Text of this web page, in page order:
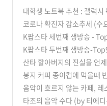
대학생 노트북 추천 : 갤럭
교 (울트라, 프로 360, 프로,
코로나 확진자 감소추세 (수
K팝스타 세번째 생방송 -
하지만 오늘 결과도 불만입
K팝스타 두번째 생방송-
연2위/김나윤 탈락)
(0)
산타 할아버지의 진실을 언
(16)
봉지 커피 종이컵에 먹을때
어도 괜찮을지? (14)
음악이 흐르지 않는 카페, 레
도... (18)
타조의 음악 수다 (by 티에